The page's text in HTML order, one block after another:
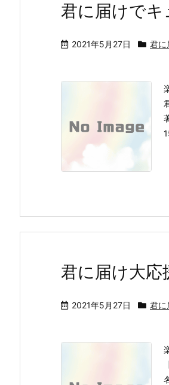
君に届けでキ
2021年5月27日 君に
君に届け大応
2021年5月27日 君に